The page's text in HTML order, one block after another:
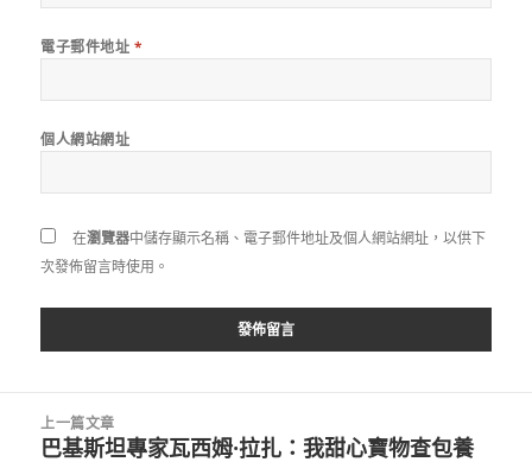
電子郵件地址 *
個人網站網址
在瀏覽器中儲存顯示名稱、電子郵件地址及個人網站網址，以供下
次發佈留言時使用。
上一篇文章
上
巴基斯坦專家瓦西姆·拉扎：我甜心寶物查包養